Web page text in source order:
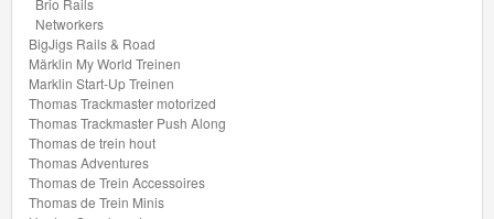
Disney
Cars
3
Aanbiedingen
Brio Rails
Networkers
BigJigs Rails & Road
Märklin My World Treinen
Marklin Start-Up Treinen
Thomas Trackmaster motorized
Thomas Trackmaster Push Along
Thomas de trein hout
Thomas Adventures
Thomas de Trein Accessoires
Thomas de Trein Minis